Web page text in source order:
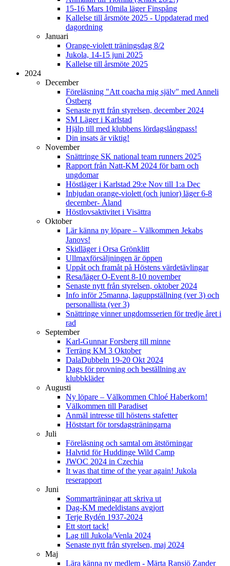
15-16 Mars 10mila läger Finspång
Kallelse till årsmöte 2025 - Uppdaterad med
dagordning
Januari
Orange-violett träningsdag 8/2
Jukola, 14-15 juni 2025
Kallelse till årsmöte 2025
2024
December
Föreläsning "Att coacha mig själv" med Anneli
Östberg
Senaste nytt från styrelsen, december 2024
SM Läger i Karlstad
Hjälp till med klubbens lördagslångpass!
Din insats är viktig!
November
Snättringe SK national team runners 2025
Rapport från Natt-KM 2024 för barn och
ungdomar
Höstläger i Karlstad 29:e Nov till 1:a Dec
Inbjudan orange-violett (och junior) läger 6-8
december- Åland
Höstlovsaktivitet i Visättra
Oktober
Lär känna ny löpare – Välkommen Jekabs
Janovs!
Skidläger i Orsa Grönklitt
Ullmaxförsäljningen är öppen
Uppåt och framåt på Höstens värdetävlingar
Resa/läger O-Event 8-10 november
Senaste nytt från styrelsen, oktober 2024
Info inför 25manna, laguppställning (ver 3) och
personallista (ver 3)
Snättringe vinner ungdomsserien för tredje året i
rad
September
Karl-Gunnar Forsberg till minne
Terräng KM 3 Oktober
DalaDubbeln 19-20 Okt 2024
Dags för provning och beställning av
klubbkläder
Augusti
Ny löpare – Välkommen Chloé Haberkorn!
Välkommen till Paradiset
Anmäl intresse till höstens stafetter
Höststart för torsdagsträningarna
Juli
Föreläsning och samtal om ätstörningar
Halvtid för Huddinge Wild Camp
JWOC 2024 in Czechia
It was that time of the year again! Jukola
reserapport
Juni
Sommarträningar att skriva ut
Dag-KM medeldistans avgjort
Terje Rydén 1937-2024
Ett stort tack!
Lag till Jukola/Venla 2024
Senaste nytt från styrelsen, maj 2024
Maj
Lära känna ny medlem - Märta Ransjö Zander